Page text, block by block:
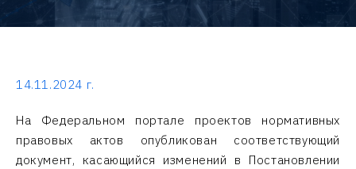
14.11.2024 г.
На Федеральном портале проектов нормативных
правовых актов опубликован соответствующий
документ, касающийся изменений в Постановлении